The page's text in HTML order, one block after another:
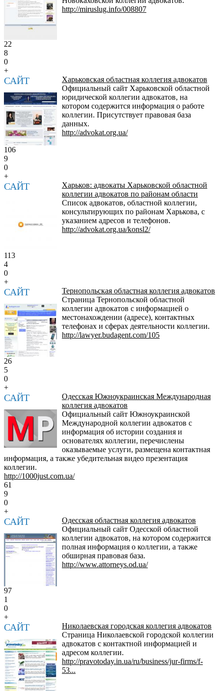
http://miruslug.info/008807
22
8
0
+
САЙТ
Харьковская областная коллегия адвокатов
Официальный сайт Харьковской областной
юридической коллегии адвокатов, на
котором содержится информация о работе
коллегии. Присутствует правовая база
данных.
http://advokat.org.ua/
106
9
0
+
САЙТ
Харьков: адвокаты Харьковской областной
коллегии адвокатов по районам области
Список адвокатов, областной коллегии,
консультирующих по районам Харькова, с
указанием адресов и телефонов.
http://advokat.org.ua/konsl2/
113
4
0
+
САЙТ
Тернопольская областная коллегия адвокатов
Страница Тернопольской областной
коллегии адвокатов с информацией о
местонахождении (адресе), контактных
телефонах и сферах деятельности коллегии.
http://lawyer.budagent.com/105
26
5
0
+
САЙТ
Одесская Южноукраинская Международная
коллегия адвокатов
Официальный сайт Южноукраинской
Международной коллегии адвокатов с
информация об истории создания и
основателях коллегии, перечислены
оказываемые услуги, размещена контактная
информация, а также убедительная видео презентация
коллегии.
http://1000just.com.ua/
61
9
0
+
САЙТ
Одесская областная коллегия адвокатов
Официальный сайт Одесской областной
коллегии адвокатов, на котором содержится
полная информация о коллегии, а также
обширная правовая база.
http://www.attorneys.od.ua/
97
1
0
+
САЙТ
Николаевская городская коллегия адвокатов
Страница Николаевской городской коллегии
адвокатов с контактной информацией и
адресом коллегии.
http://pravotoday.in.ua/ru/business/jur-firms/f-
53...